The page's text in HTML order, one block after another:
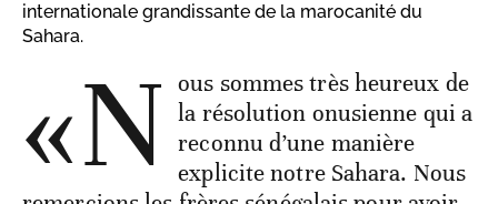
internationale grandissante de la marocanité du
Sahara.
«N ous sommes très heureux de
la résolution onusienne qui a
reconnu d’une manière
explicite notre Sahara. Nous